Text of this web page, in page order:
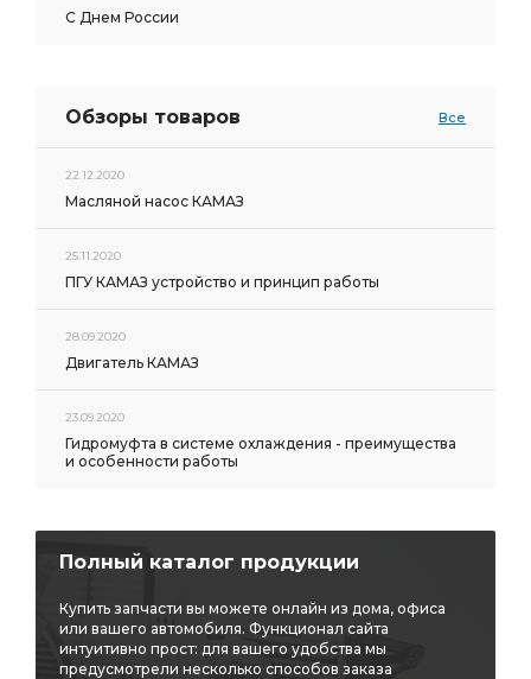
С Днем России
Обзоры товаров Все
22.12.2020
Масляной насос КАМАЗ
25.11.2020
ПГУ КАМАЗ устройство и принцип работы
28.09.2020
Двигатель КАМАЗ
23.09.2020
Гидромуфта в системе охлаждения - преимущества
и особенности работы
Полный каталог продукции
Купить запчасти вы можете онлайн из дома, офиса
или вашего автомобиля. Функционал сайта
интуитивно прост: для вашего удобства мы
предусмотрели несколько способов заказа